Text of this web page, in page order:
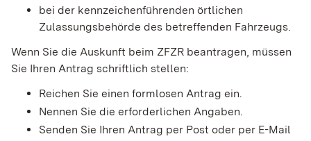
bei der kennzeichenführenden örtlichen
Zulassungsbehörde des betreffenden Fahrzeugs.
Wenn Sie die Auskunft beim ZFZR beantragen, müssen
Sie Ihren Antrag schriftlich stellen:
Reichen Sie einen formlosen Antrag ein.
Nennen Sie die erforderlichen Angaben.
Senden Sie Ihren Antrag per Post oder per E-Mail